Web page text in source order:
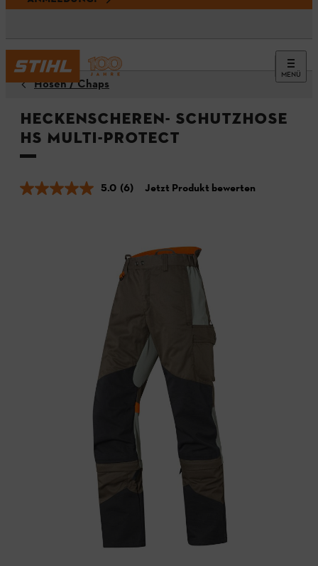
MENÜ
Hosen / Chaps
Heckenscheren- Schutzhose
HS MULTI-PROTECT
5.0 (6) Jetzt Produkt bewerten